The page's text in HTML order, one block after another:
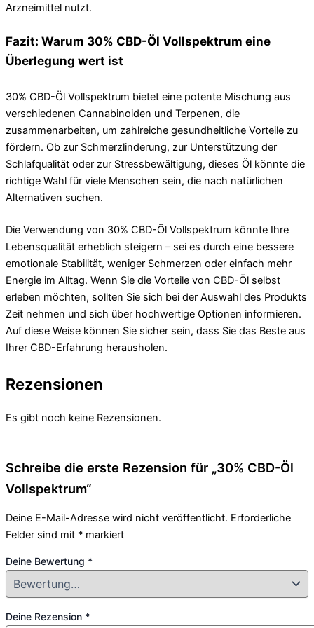
Arzneimittel nutzt.
Fazit: Warum 30% CBD-Öl Vollspektrum eine
Überlegung wert ist
30% CBD-Öl Vollspektrum bietet eine potente Mischung aus
verschiedenen Cannabinoiden und Terpenen, die
zusammenarbeiten, um zahlreiche gesundheitliche Vorteile zu
fördern. Ob zur Schmerzlinderung, zur Unterstützung der
Schlafqualität oder zur Stressbewältigung, dieses Öl könnte die
richtige Wahl für viele Menschen sein, die nach natürlichen
Alternativen suchen.
Die Verwendung von 30% CBD-Öl Vollspektrum könnte Ihre
Lebensqualität erheblich steigern – sei es durch eine bessere
emotionale Stabilität, weniger Schmerzen oder einfach mehr
Energie im Alltag. Wenn Sie die Vorteile von CBD-Öl selbst
erleben möchten, sollten Sie sich bei der Auswahl des Produkts
Zeit nehmen und sich über hochwertige Optionen informieren.
Auf diese Weise können Sie sicher sein, dass Sie das Beste aus
Ihrer CBD-Erfahrung herausholen.
Rezensionen
Es gibt noch keine Rezensionen.
Schreibe die erste Rezension für „30% CBD-Öl
Vollspektrum“
Deine E-Mail-Adresse wird nicht veröffentlicht. Erforderliche
Felder sind mit * markiert
Deine Bewertung *
Deine Rezension *